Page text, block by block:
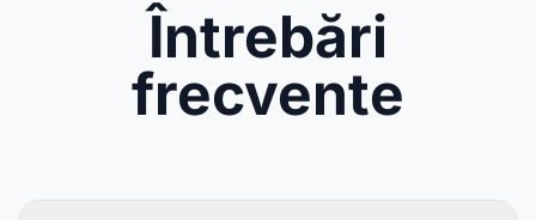
Întrebări
frecvente